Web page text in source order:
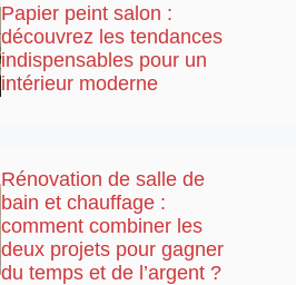
Papier peint salon :
découvrez les tendances
indispensables pour un
intérieur moderne
Rénovation de salle de
bain et chauffage :
comment combiner les
deux projets pour gagner
du temps et de l’argent ?